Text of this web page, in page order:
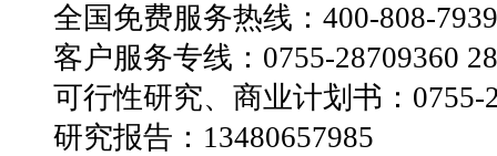
全国免费服务热线：400-808-7939
客户服务专线：0755-28709360
可行性研究、商业计划书：0755-
研究报告：13480657985